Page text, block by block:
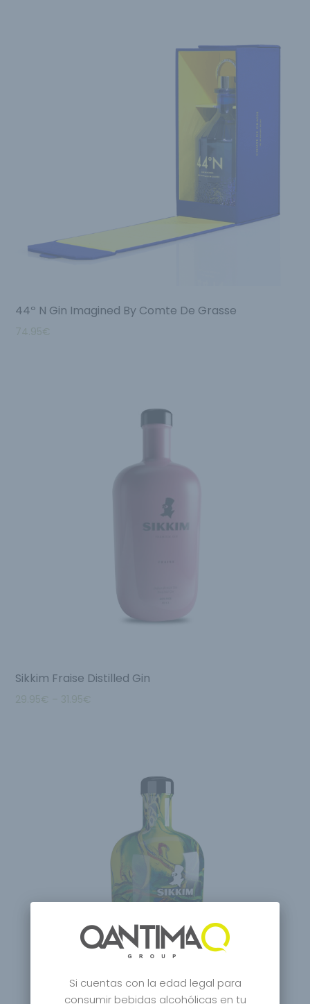
44º N Gin Imagined By Comte De Grasse
74.95€
Sikkim Fraise Distilled Gin
29.95€ – 31.95€
Si cuentas con la edad legal para
consumir bebidas alcohólicas en tu